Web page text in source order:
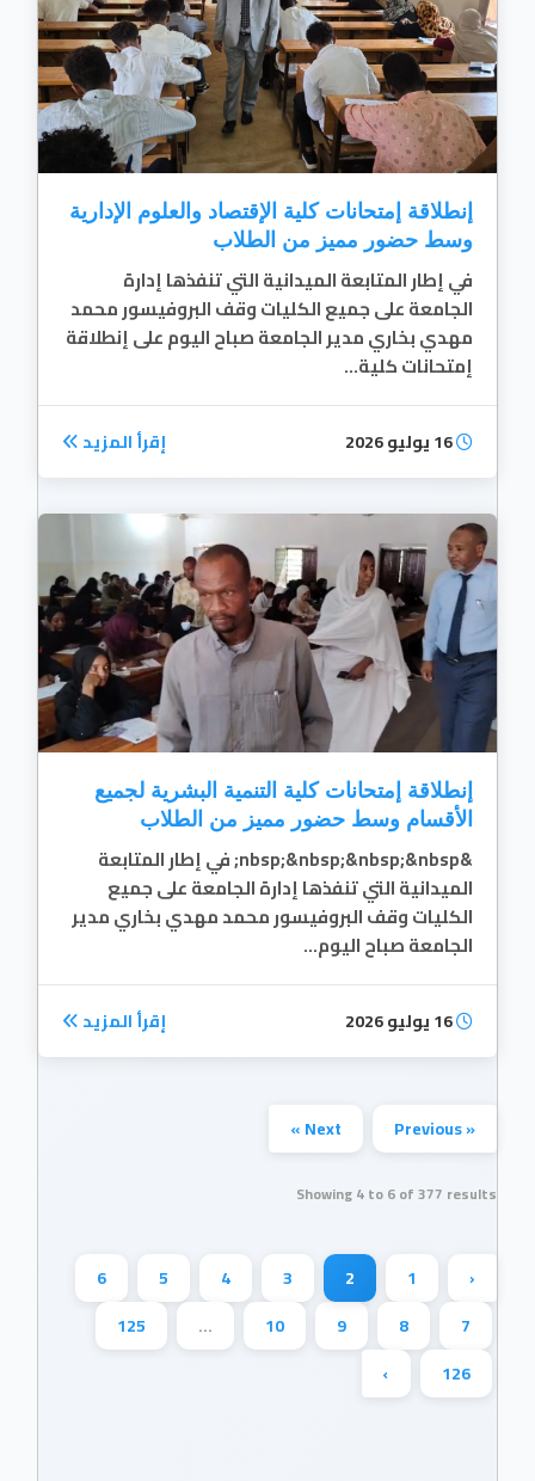
إنطلاقة إمتحانات كلية الإقتصاد والعلوم الإدارية
وسط حضور مميز من الطلاب
في إطار المتابعة الميدانية التي تنفذها إدارة
الجامعة على جميع الكليات وقف البروفيسور محمد
مهدي بخاري مدير الجامعة صباح اليوم على إنطلاقة
إمتحانات كلية...
16 يوليو 2026 إقرأ المزيد
إنطلاقة إمتحانات كلية التنمية البشرية لجميع
الأقسام وسط حضور مميز من الطلاب
&nbsp;&nbsp;&nbsp;&nbsp; في إطار المتابعة
الميدانية التي تنفذها إدارة الجامعة على جميع
الكليات وقف البروفيسور محمد مهدي بخاري مدير
الجامعة صباح اليوم...
16 يوليو 2026 إقرأ المزيد
« Previous
Next »
Showing4to6of377 results
‹
1
2
3
4
5
6
7
8
9
10
...
125
126
›